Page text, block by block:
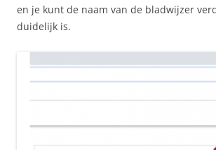
en je kunt de naam van de bladwijzer
duidelijk is.